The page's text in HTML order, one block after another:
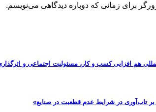
برای زمانی که دوباره دیدگاهی می‌نویسم.
هم افزایی کسب و کار، مسئولیت اجتماعی و
بر تاب‌آوری در شرایط عدم قطعیت در صنایع»